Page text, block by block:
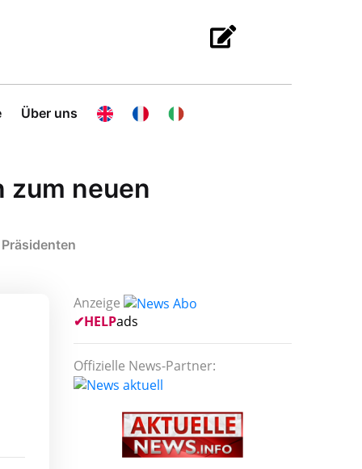
Über uns
zum neuen
Anzeige
✔HELPads
Offizielle News-Partner: